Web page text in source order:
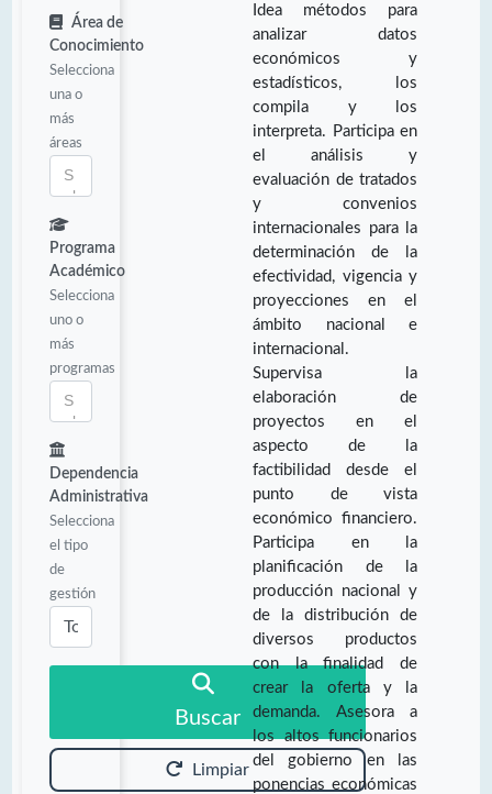
Área de
Conocimiento
Selecciona
una o
más
áreas
Programa
Académico
Selecciona
uno o
más
programas
Dependencia
Administrativa
Selecciona
el tipo
de
gestión
Buscar
Limpiar
Idea métodos para
analizar datos
económicos y
estadísticos, los
compila y los
interpreta. Participa en
el análisis y
evaluación de tratados
y convenios
internacionales para la
determinación de la
efectividad, vigencia y
proyecciones en el
ámbito nacional e
internacional.
Supervisa la
elaboración de
proyectos en el
aspecto de la
factibilidad desde el
punto de vista
económico financiero.
Participa en la
planificación de la
producción nacional y
de la distribución de
diversos productos
con la finalidad de
crear la oferta y la
demanda. Asesora a
los altos funcionarios
del gobierno en las
ponencias económicas